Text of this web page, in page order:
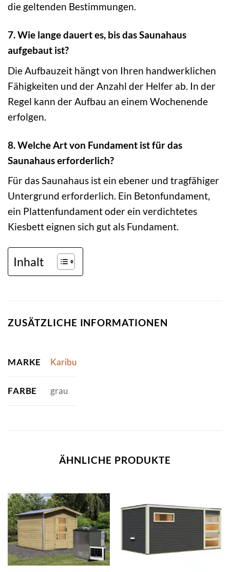
die geltenden Bestimmungen.
7. Wie lange dauert es, bis das Saunahaus
aufgebaut ist?
Die Aufbauzeit hängt von Ihren handwerklichen
Fähigkeiten und der Anzahl der Helfer ab. In der
Regel kann der Aufbau an einem Wochenende
erfolgen.
8. Welche Art von Fundament ist für das
Saunahaus erforderlich?
Für das Saunahaus ist ein ebener und tragfähiger
Untergrund erforderlich. Ein Betonfundament,
ein Plattenfundament oder ein verdichtetes
Kiesbett eignen sich gut als Fundament.
Inhalt
ZUSÄTZLICHE INFORMATIONEN
MARKE Karibu
FARBE grau
ÄHNLICHE PRODUKTE